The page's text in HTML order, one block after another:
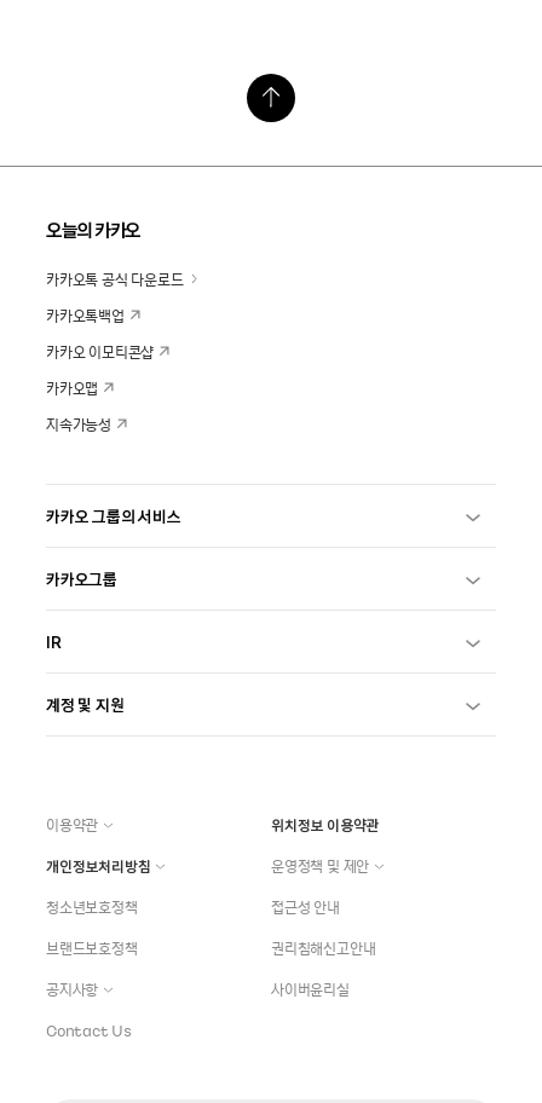
오늘의 카카오
카카오톡 공식 다운로드
카카오톡백업
카카오 이모티콘샵
카카오맵
지속가능성
카카오 그룹의 서비스
카카오그룹
IR
계정 및 지원
이용약관
위치정보 이용약관
개인정보처리방침
운영정책 및 제안
청소년보호정책
접근성 안내
브랜드보호정책
권리침해신고안내
공지사항
사이버윤리실
Contact Us